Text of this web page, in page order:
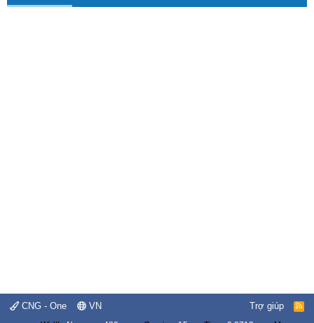
CNG - One VN Trợ giúp
R